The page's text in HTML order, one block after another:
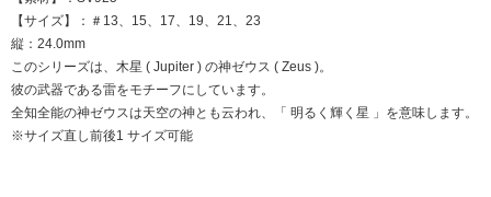
【サイズ】：＃13、15、17、19、21、23
縦：24.0mm
このシリーズは、木星 ( Jupiter ) の神ゼウス ( Zeus )。
彼の武器である雷をモチーフにしています。
全知全能の神ゼウスは天空の神とも云われ、「 明るく輝く星 」を意味します。
※サイズ直し前後1 サイズ可能